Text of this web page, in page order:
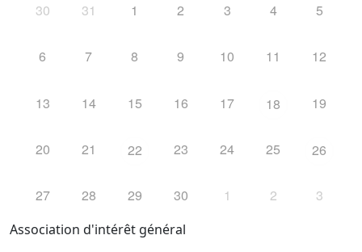
30 31 1 2 3 4 5
6 7 8 9 10 11 12
13 14 15 16 17 18 19
20 21 22 23 24 25 26
27 28 29 30 1 2 3
Association d'intérêt général